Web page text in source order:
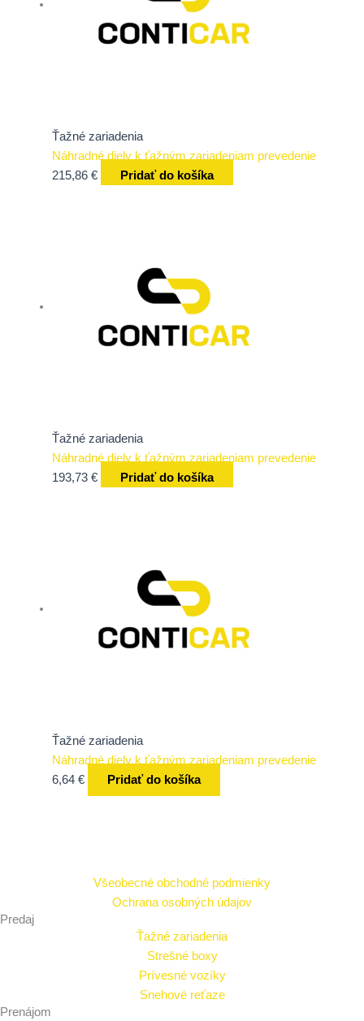
Ťažné zariadenia
Náhradné diely k ťažným zariadeniam prevedenie
215,86 € Pridať do košíka
Ťažné zariadenia
Náhradné diely k ťažným zariadeniam prevedenie
193,73 € Pridať do košíka
Ťažné zariadenia
Náhradné diely k ťažným zariadeniam prevedenie
6,64 € Pridať do košíka
Všeobecné obchodné podmienky
Ochrana osobných údajov
Predaj
Ťažné zariadenia
Strešné boxy
Prívesné vozíky
Snehové reťaze
Prenájom